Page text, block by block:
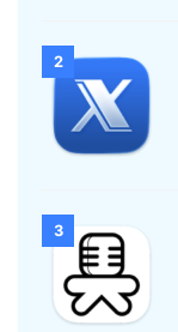
2
3